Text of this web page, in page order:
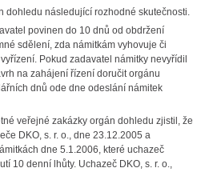
dohledu následující rozhodné skutečnosti.
povinen do 10 dnů od obdržení
sdělení, zda námitkám vyhovuje či
Pokud zadavatel námitky nevyřídil
na zahájení řízení doručit orgánu
dnů ode dne odeslání námitek
veřejné zakázky orgán dohledu zjistil, že
DKO, s. r. o., dne 23.12.2005 a
dne 5.1.2006, které uchazeč
10 denní lhůty. Uchazeč DKO, s. r. o.,